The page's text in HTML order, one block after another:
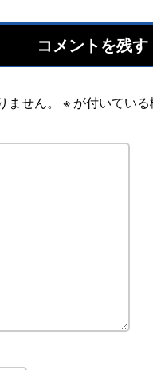
コメントを残す
せん。 ※ が付いてい